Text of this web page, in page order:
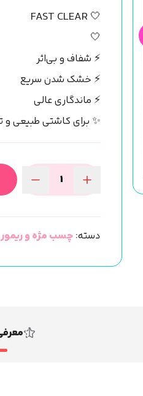
🤍 FAST CLEAR
🤍
⚡ شفاف و بی‌اثر
⚡ خشک شدن سریع
⚡ ماندگاری عالی
✨ برای کاشتی طبیعی و
چسب
Barbara
دسته:چسب مژه و ریمور